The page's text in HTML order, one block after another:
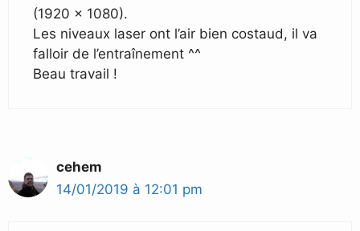
(1920 x 1080).
Les niveaux laser ont l’air bien costaud, il va
falloir de l’entraînement ^^
Beau travail !
cehem
14/01/2019 à 12:01 pm